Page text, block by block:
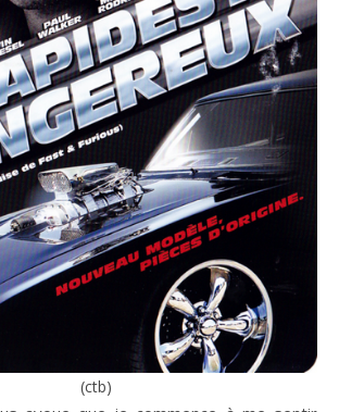
(ctb)